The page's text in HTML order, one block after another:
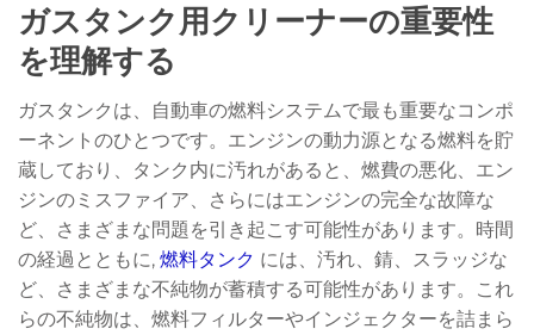
ガスタンク用クリーナーの重要性
を理解する
ガスタンクは、自動車の燃料システムで最も重要なコンポ
ーネントのひとつです。エンジンの動力源となる燃料を貯
蔵しており、タンク内に汚れがあると、燃費の悪化、エン
ジンのミスファイア、さらにはエンジンの完全な故障な
ど、さまざまな問題を引き起こす可能性があります。時間
の経過とともに, 燃料タンク には、汚れ、錆、スラッジな
ど、さまざまな不純物が蓄積する可能性があります。これ
らの不純物は、燃料フィルターやインジェクターを詰まら